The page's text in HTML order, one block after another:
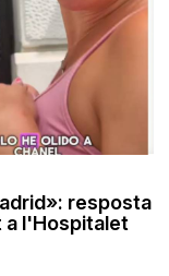
resposta
a l'Hospitalet